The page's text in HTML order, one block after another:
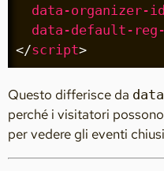
data-organizer-
data-default-
</script>
Questo differisce da
perché i visitatori
per vedere gli eventi